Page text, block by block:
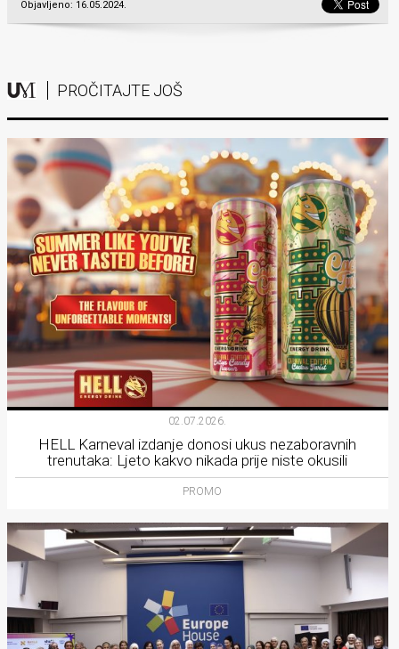
Objavljeno: 16.05.2024.
PROČITAJTE JOŠ
02.07.2026.
HELL Karneval izdanje donosi ukus nezaboravnih
trenutaka: Ljeto kakvo nikada prije niste okusili
PROMO